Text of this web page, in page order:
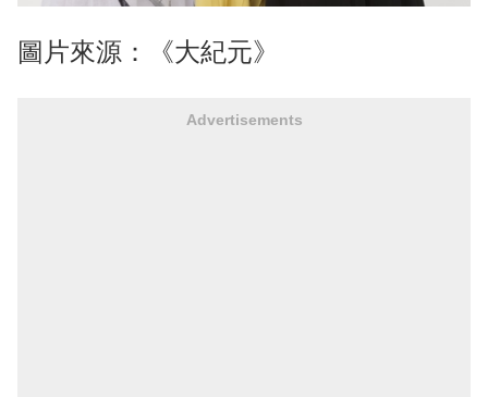
圖片來源：《大紀元》
Advertisements